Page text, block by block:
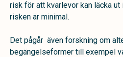
risk för att kvarlevor kan läcka ut
risken är minimal.
Det pågår även forskning om
begängelseformer till exempel